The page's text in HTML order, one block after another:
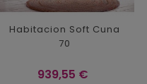
Habitacion Soft Cuna
70
Precio
939,55 €